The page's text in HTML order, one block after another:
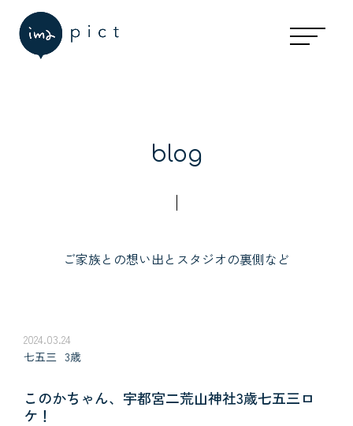
blog
ご家族との想い出とスタジオの裏側など
2024.03.24
七五三 3歳
このかちゃん、宇都宮二荒山神社3歳七五三ロ
ケ！